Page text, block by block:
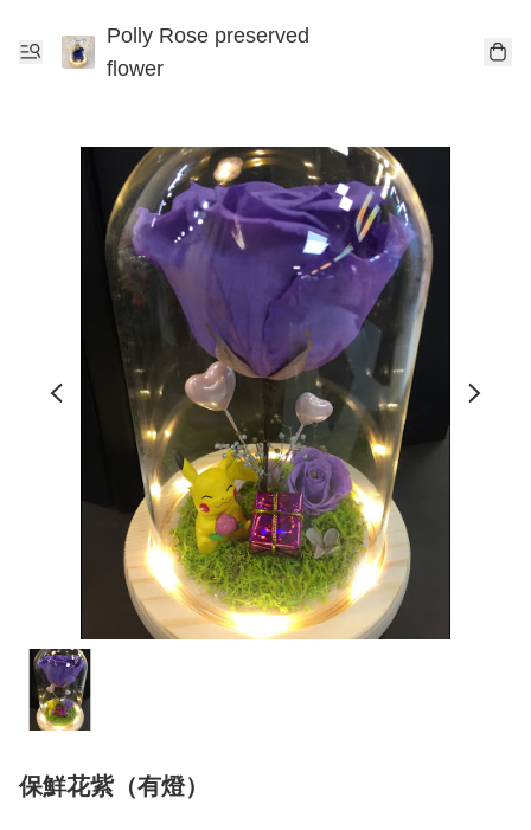
Polly Rose preserved
flower
保鮮花紫（有燈）